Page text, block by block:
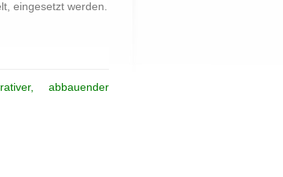
eingesetzt werden.
abbauender